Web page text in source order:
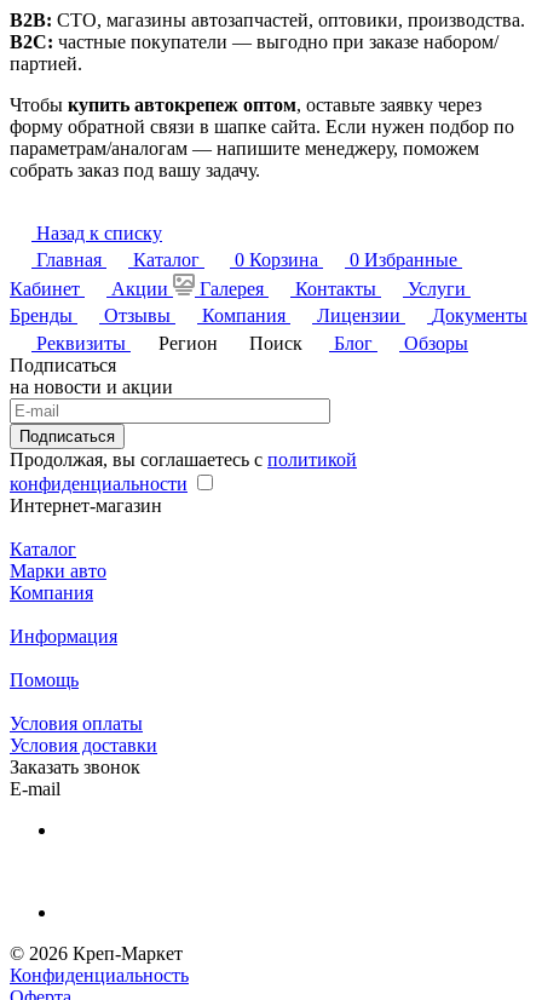
B2B: СТО, магазины автозапчастей, оптовики, производства.
B2C: частные покупатели — выгодно при заказе набором/
партией.
Чтобы купить автокрепеж оптом, оставьте заявку через
форму обратной связи в шапке сайта. Если нужен подбор по
параметрам/аналогам — напишите менеджеру, поможем
собрать заказ под вашу задачу.
Назад к списку
Главная
Каталог 0 Корзина 0 Избранные
Кабинет
Акции Галерея Контакты
Услуги
Бренды
Отзывы Компания Лицензии
Документы
Реквизиты
Регион Поиск Блог
Обзоры
Подписаться
на новости и акции
Подписаться
Продолжая, вы соглашаетесь с политикой
конфиденциальности
Интернет-магазин
Каталог
Марки авто
Компания
Информация
Помощь
Условия оплаты
Условия доставки
Заказать звонок
E-mail
© 2026 Креп-Маркет
Конфиденциальность